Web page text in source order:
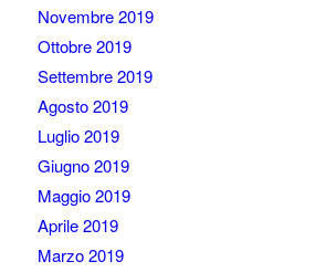
Novembre 2019
Ottobre 2019
Settembre 2019
Agosto 2019
Luglio 2019
Giugno 2019
Maggio 2019
Aprile 2019
Marzo 2019